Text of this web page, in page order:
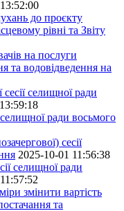
до проєкту
рівні та Звіту
на послуги
та водовідведення на
селищної ради
селищної ради восьмого
сесії
2025-10-01 11:56:38
селищної ради
змінити вартість
та